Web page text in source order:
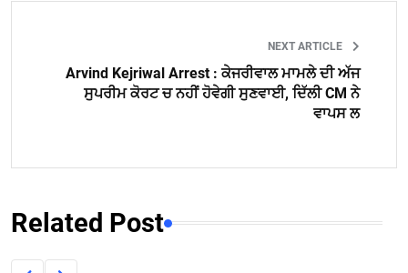
NEXT ARTICLE
Arvind Kejriwal Arrest : ਕੇਜਰੀਵਾਲ ਮਾਮਲੇ ਦੀ ਅੱਜ
ਸੁਪਰੀਮ ਕੋਰਟ ਚ ਨਹੀਂ ਹੋਵੇਗੀ ਸੁਣਵਾਈ, ਦਿੱਲੀ CM ਨੇ
ਵਾਪਸ ਲ
Related Post